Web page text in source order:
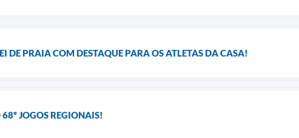
DE PRAIA COM DESTAQUE PARA OS ATLETAS DA CASA!
JOGOS REGIONAIS!